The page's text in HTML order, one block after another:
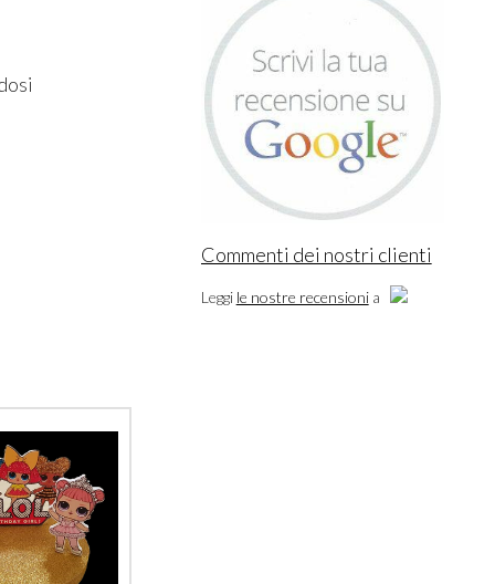
Commenti dei nostri clienti
Leggi le nostre recensionia